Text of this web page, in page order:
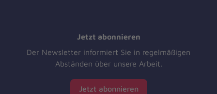
Jetzt abonnieren
Der Newsletter informiert Sie in regelmäßigen
Abständen über unsere Arbeit.
Jetzt abonnieren